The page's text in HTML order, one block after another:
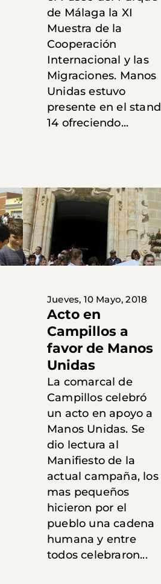
de Málaga la XI
Muestra de la
Cooperación
Internacional y las
Migraciones. Manos
Unidas estuvo
presente en el stand
14 ofreciendo...
Jueves, 10 Mayo, 2018
Acto en
Campillos a
favor de Manos
Unidas
La comarcal de
Campillos celebró
un acto en apoyo a
Manos Unidas. Se
dio lectura al
Manifiesto de la
actual campaña, los
mas pequeños
hicieron por el
pueblo una cadena
humana y entre
todos celebraron...